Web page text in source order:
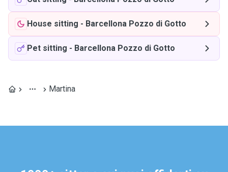
House sitting - Barcellona Pozzo di Gotto
Pet sitting - Barcellona Pozzo di Gotto
Martina